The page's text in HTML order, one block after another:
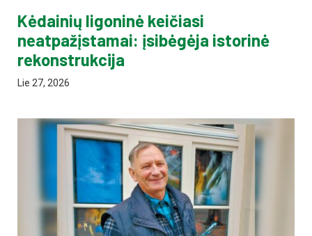
Kėdainių ligoninė keičiasi
neatpažįstamai: įsibėgėja istorinė
rekonstrukcija
Lie 27, 2026